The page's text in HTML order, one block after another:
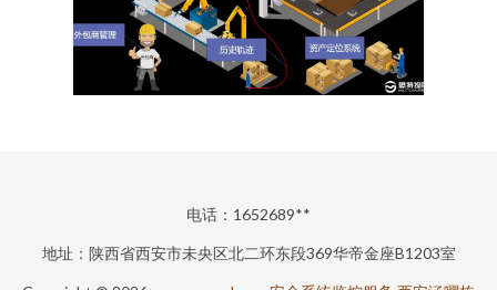
电话：1652689**
地址：陕西省西安市未央区北二环东段369华帝金座B1203室